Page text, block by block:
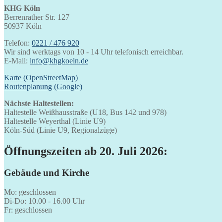
KHG Köln
Berrenrather Str. 127
50937 Köln
Telefon: 0221 / 476 920
Wir sind werktags von 10 - 14 Uhr telefonisch erreichbar.
E-Mail: info@khgkoeln.de
Karte (OpenStreetMap)
Routenplanung (Google)
Nächste Haltestellen:
Haltestelle Weißhausstraße (U18, Bus 142 und 978)
Haltestelle Weyerthal (Linie U9)
Köln-Süd (Linie U9, Regionalzüge)
Öffnungszeiten ab 20. Juli 2026:
Gebäude und Kirche
Mo: geschlossen
Di-Do: 10.00 - 16.00 Uhr
Fr: geschlossen